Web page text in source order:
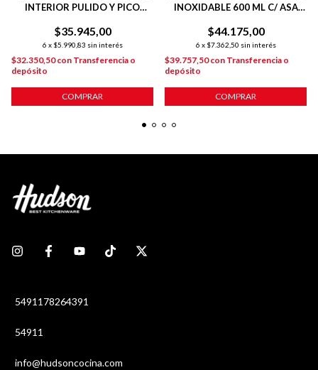
INTERIOR PULIDO Y PICO
$35.945,00
6 x $5.990,83 sin interés
$32.350,50con Transferencia o
depósito
COMPRAR
INOXIDABLE 600 ML C/ ASA
$44.175,00
6 x $7.362,50 sin interés
$39.757,50con Transferencia o
depósito
COMPRAR
5491178264391
54911
info@hudsoncocina.com